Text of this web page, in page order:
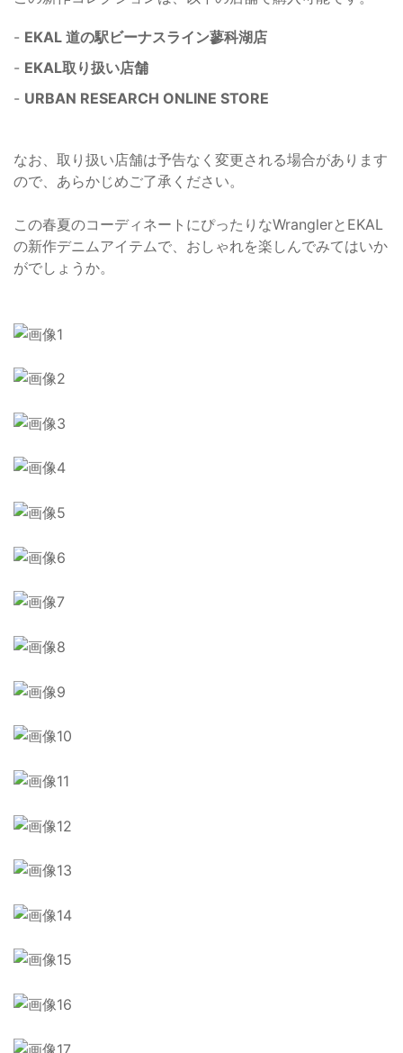
- EKAL 道の駅ビーナスライン蓼科湖店
- EKAL取り扱い店舗
- URBAN RESEARCH ONLINE STORE
なお、取り扱い店舗は予告なく変更される場合があります
ので、あらかじめご了承ください。
この春夏のコーディネートにぴったりなWranglerとEKAL
の新作デニムアイテムで、おしゃれを楽しんでみてはいか
がでしょうか。